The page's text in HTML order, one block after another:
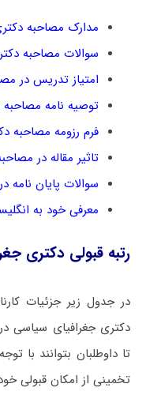
مدارک مصاحبه
سوالات مصاحبه
امتیاز تدریس در
توصیه نامه
فرم رزومه مصاحبه
تاثیر مقاله در
سوالات پایان نامه
معرفی خود به
رتبه قبولی دکتری
در جدول زیر جزئیات
دکتری جغرافیای سیاسی
تا داوطلبان بتوانند
تخمینی از امکان قبولی